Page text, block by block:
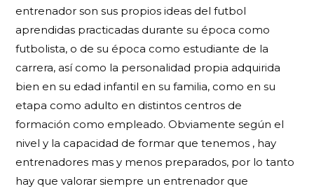
entrenador son sus propios ideas del futbol
aprendidas practicadas durante su época como
futbolista, o de su época como estudiante de la
carrera, así como la personalidad propia adquirida
bien en su edad infantil en su familia, como en su
etapa como adulto en distintos centros de
formación como empleado. Obviamente según el
nivel y la capacidad de formar que tenemos , hay
entrenadores mas y menos preparados, por lo tanto
hay que valorar siempre un entrenador que